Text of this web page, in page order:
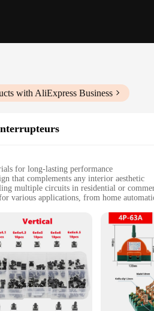
with AliExpress Business
for long-lasting performance
that complements any interior aesthetic
multiple circuits in residential or
various applications, from home
capabilities with minimal power
for managing power distribution
interrupteur sets the standard for efficient
and enhancing safety.
aesthetically pleasing but also user-